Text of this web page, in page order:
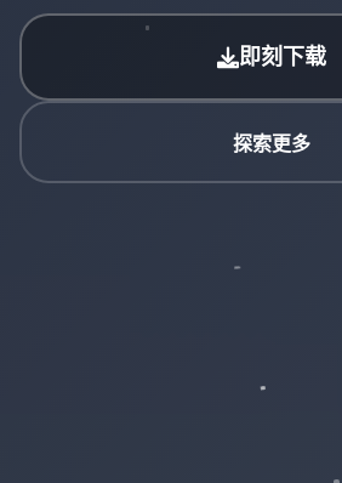
即刻下载
探索更多